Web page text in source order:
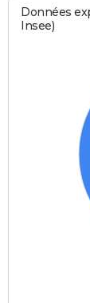
Données
Insee)